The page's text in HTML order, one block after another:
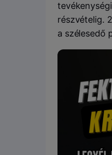
részvételig.
a szélesedő